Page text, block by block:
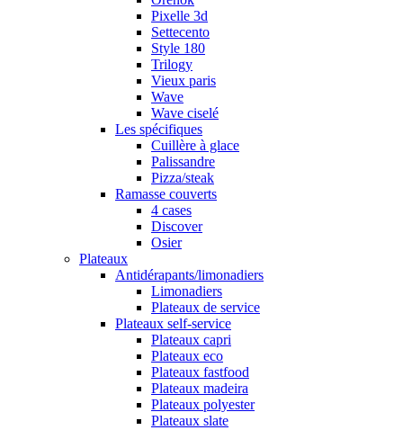
Pixelle 3d
Settecento
Style 180
Trilogy
Vieux paris
Wave
Wave ciselé
Les spécifiques
Cuillère à glace
Palissandre
Pizza/steak
Ramasse couverts
4 cases
Discover
Osier
Plateaux
Antidérapants/limonadiers
Limonadiers
Plateaux de service
Plateaux self-service
Plateaux capri
Plateaux eco
Plateaux fastfood
Plateaux madeira
Plateaux polyester
Plateaux slate